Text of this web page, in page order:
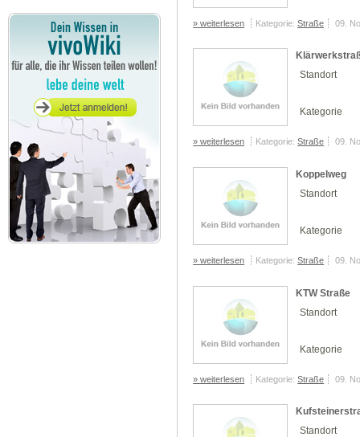
» weiterlesen Kategorie:Straße 09.
Standort
Kategorie
» weiterlesen Kategorie:Straße 09.
Koppelweg
Standort
Kategorie
» weiterlesen Kategorie:Straße 09.
KTW Straße
Standort
Kategorie
» weiterlesen Kategorie:Straße 09.
Standort